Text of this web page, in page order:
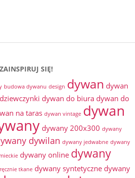
ZAINSPIRUJ SIĘ!
budowa dywanu design dywan dywan
dywan do biura dywan do
na taras dywan vintage dywan
dywany 200x300 dywany
dywilan dywany jedwabne dywany
dywany online dywany
tkane dywany syntetyczne dywany